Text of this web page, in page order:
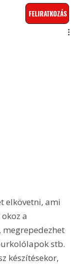
FELIRATKOZÁS
elkövetni, ami
a
megrepedezhet
stb.
készítésekor,